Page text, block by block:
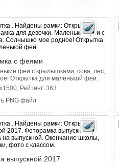
с феями
феи с крылышками, сова, лес,
Открытка для маленькой феи.
Рейтинг: 363
PNG файл
выпускной 2017